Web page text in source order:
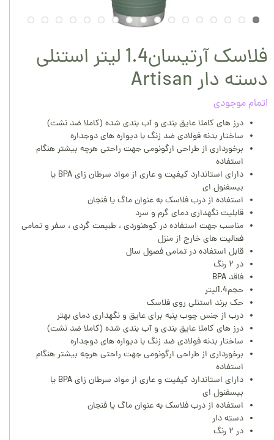
فلاسک آرتیسان1.4 لیتر استنلی
دسته دار Artisan
اتمام موجودی
درز های کاملا عایق بندی و آب بندی شده (کاملا ضد نشت)
ساختار بدنه فولادی ضد زنگ با دیواره های دوجداره
برخورداری از طراحی ارگونومی جهت راحتی هرچه بیشتر هنگام
استفاده
دارای استاندارد کیفیت و عاری از مواد سرطان زای BPA یا
بیسفنول ای
استفاده از درب فلاسک به عنوان ماگ یا فنجان
قابلیت نگهداری دمای گرم و سرد
مناسب جهت استفاده در کوهنوردی ، طبیعت گردی ، سفر و تمامی
فعالیت های خارج از منزل
قابل استفاده در تمامی فصول سال
در ۲ رنگ
فاقد BPA
حجم1.4لیتر
حک برند استنلی روی فلاسک
درب از جنس چوب پنبه برای عایق و نگهداری دمای بهتر
درز های کاملا عایق بندی و آب بندی شده (کاملا ضد نشت)
ساختار بدنه فولادی ضد زنگ با دیواره های دوجداره
برخورداری از طراحی ارگونومی جهت راحتی هرچه بیشتر هنگام
استفاده
دارای استاندارد کیفیت و عاری از مواد سرطان زای BPA یا
بیسفنول ای
استفاده از درب فلاسک به عنوان ماگ یا فنجان
دسته دار
در ۲ رنگ